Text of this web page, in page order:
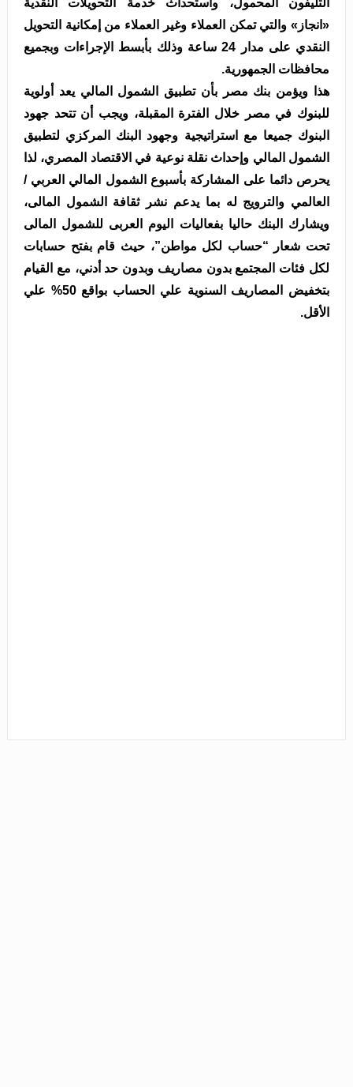
التليفون المحمول، واستحداث خدمة التحويلات النقدية
«انجاز» والتي تمكن العملاء وغير العملاء من إمكانية التحويل
النقدي على مدار 24 ساعة وذلك بأبسط الإجراءات وبجميع
محافظات الجمهورية.
هذا ويؤمن بنك مصر بأن تطبيق الشمول المالي يعد أولوية
للبنوك في مصر خلال الفترة المقبلة، ويجب أن تتحد جهود
البنوك جميعا مع استراتيجية وجهود البنك المركزي لتطبيق
الشمول المالي وإحداث نقلة نوعية في الاقتصاد المصري، لذا
يحرص دائما على المشاركة بأسبوع الشمول المالي العربي /
العالمي والترويج له بما يدعم نشر ثقافة الشمول المالى،
ويشارك البنك حاليا بفعاليات اليوم العربى للشمول المالى
تحت شعار “حساب لكل مواطن”، حيث قام بفتح حسابات
لكل فئات المجتمع بدون مصاريف وبدون حد أدني، مع القيام
بتخفيض المصاريف السنوية علي الحساب بواقع 50% علي
الأقل.